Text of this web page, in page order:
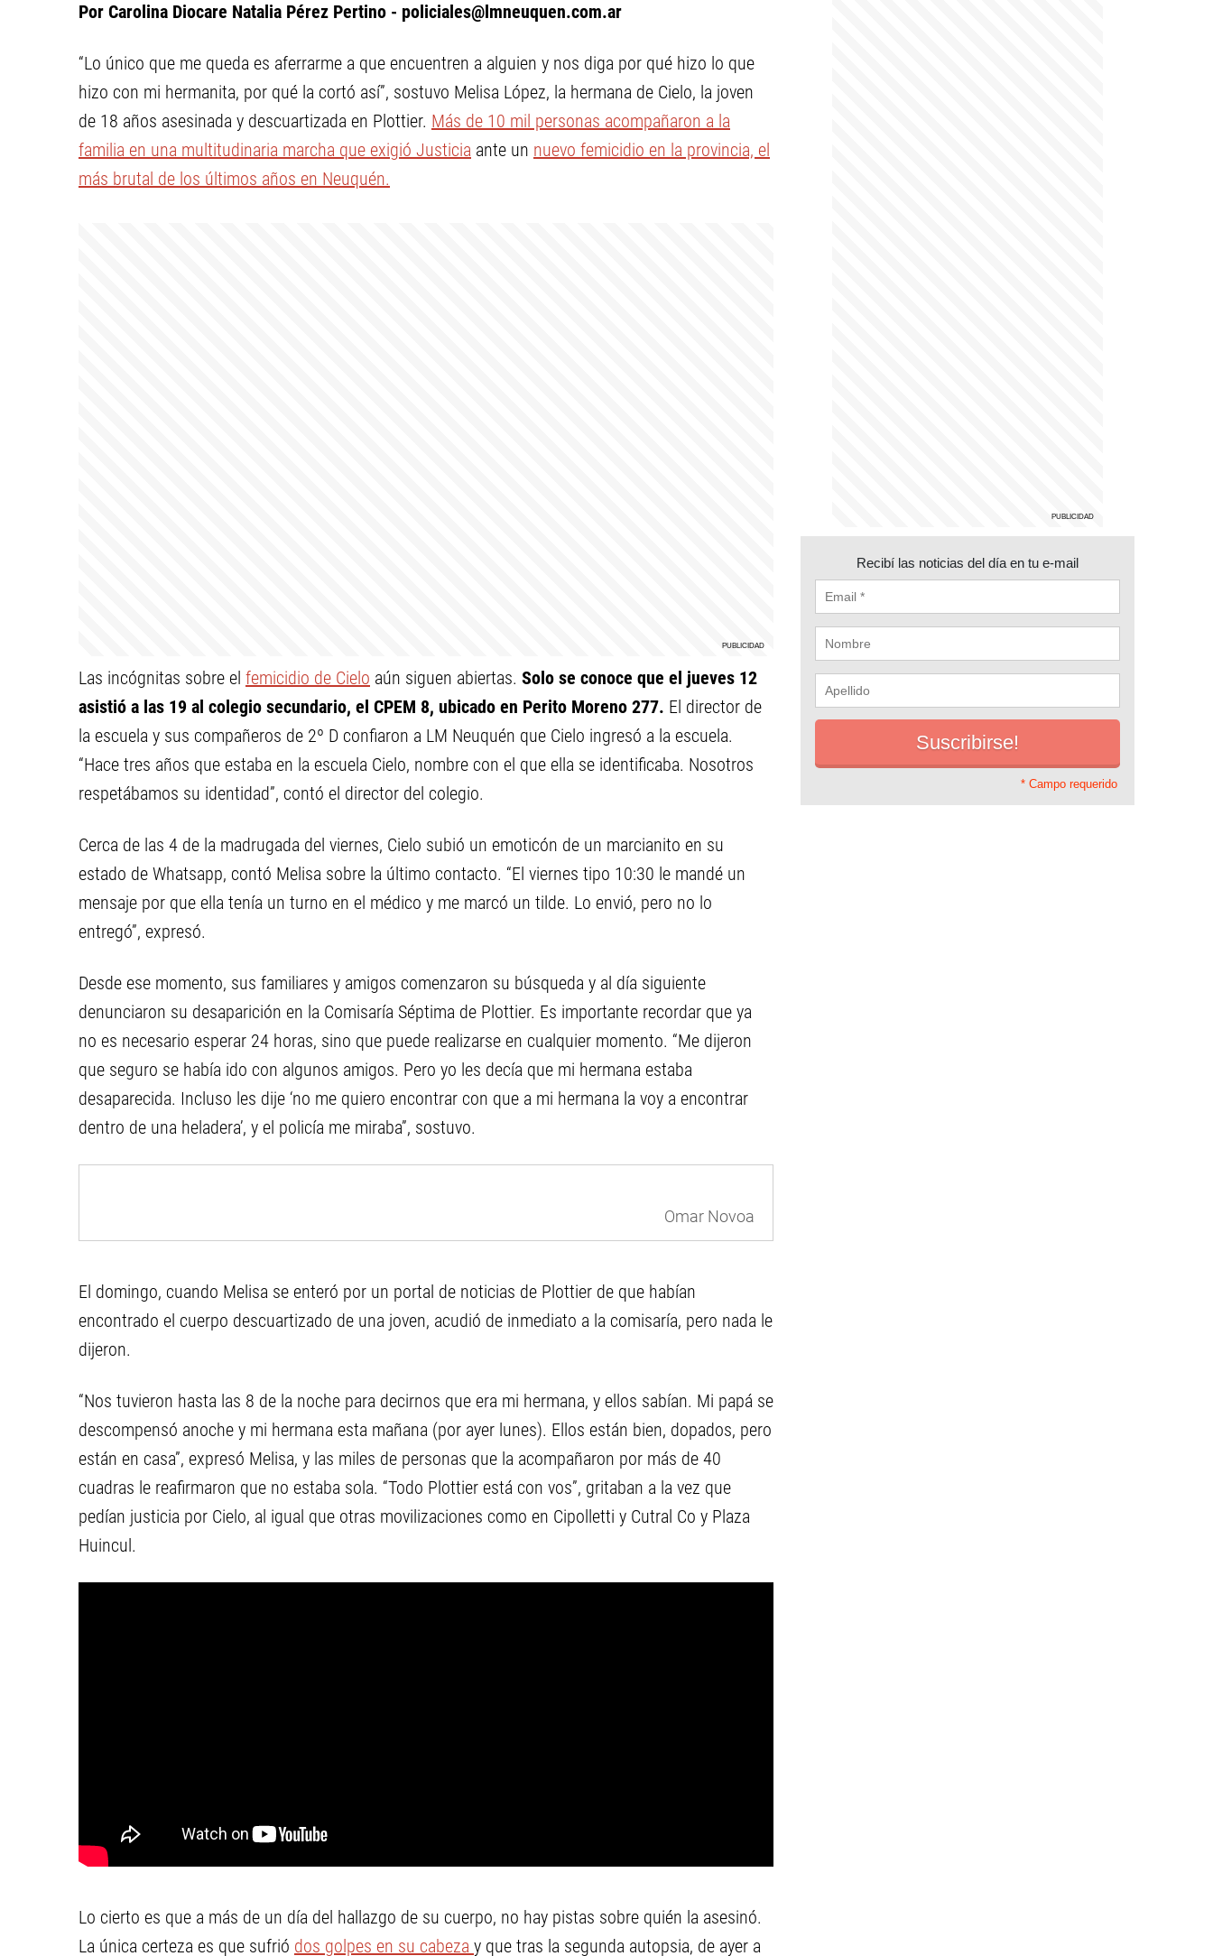
Por Carolina Diocare Natalia Pérez Pertino - policiales@lmneuquen.com.ar
“Lo único que me queda es aferrarme a que encuentren a alguien y nos diga por qué hizo lo que
hizo con mi hermanita, por qué la cortó así”, sostuvo Melisa López, la hermana de Cielo, la joven
de 18 años asesinada y descuartizada en Plottier. Más de 10 mil personas acompañaron a la
familia en una multitudinaria marcha que exigió Justicia ante un nuevo femicidio en la provincia, el
más brutal de los últimos años en Neuquén.
Las incógnitas sobre el femicidio de Cielo aún siguen abiertas. Solo se conoce que el jueves 12
asistió a las 19 al colegio secundario, el CPEM 8, ubicado en Perito Moreno 277. El director de
la escuela y sus compañeros de 2º D confiaron a LM Neuquén que Cielo ingresó a la escuela.
“Hace tres años que estaba en la escuela Cielo, nombre con el que ella se identificaba. Nosotros
respetábamos su identidad”, contó el director del colegio.
Cerca de las 4 de la madrugada del viernes, Cielo subió un emoticón de un marcianito en su
estado de Whatsapp, contó Melisa sobre la último contacto. “El viernes tipo 10:30 le mandé un
mensaje por que ella tenía un turno en el médico y me marcó un tilde. Lo envió, pero no lo
entregó”, expresó.
Desde ese momento, sus familiares y amigos comenzaron su búsqueda y al día siguiente
denunciaron su desaparición en la Comisaría Séptima de Plottier. Es importante recordar que ya
no es necesario esperar 24 horas, sino que puede realizarse en cualquier momento. “Me dijeron
que seguro se había ido con algunos amigos. Pero yo les decía que mi hermana estaba
desaparecida. Incluso les dije ‘no me quiero encontrar con que a mi hermana la voy a encontrar
dentro de una heladera’, y el policía me miraba”, sostuvo.
Omar Novoa
El domingo, cuando Melisa se enteró por un portal de noticias de Plottier de que habían
encontrado el cuerpo descuartizado de una joven, acudió de inmediato a la comisaría, pero nada le
dijeron.
“Nos tuvieron hasta las 8 de la noche para decirnos que era mi hermana, y ellos sabían. Mi papá se
descompensó anoche y mi hermana esta mañana (por ayer lunes). Ellos están bien, dopados, pero
están en casa”, expresó Melisa, y las miles de personas que la acompañaron por más de 40
cuadras le reafirmaron que no estaba sola. “Todo Plottier está con vos”, gritaban a la vez que
pedían justicia por Cielo, al igual que otras movilizaciones como en Cipolletti y Cutral Co y Plaza
Huincul.
Lo cierto es que a más de un día del hallazgo de su cuerpo, no hay pistas sobre quién la asesinó.
La única certeza es que sufrió dos golpes en su cabeza y que tras la segunda autopsia, de ayer a
Recibí las noticias del día en tu e-mail
* Campo requerido